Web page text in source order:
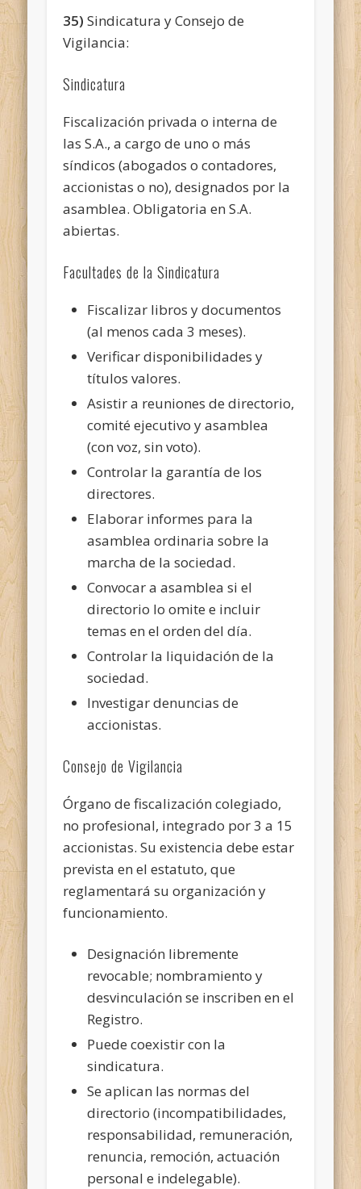
35) Sindicatura y Consejo de
Vigilancia:
Sindicatura
Fiscalización privada o interna de
las S.A., a cargo de uno o más
síndicos (abogados o contadores,
accionistas o no), designados por la
asamblea. Obligatoria en S.A.
abiertas.
Facultades de la Sindicatura
Fiscalizar libros y documentos
(al menos cada 3 meses).
Verificar disponibilidades y
títulos valores.
Asistir a reuniones de directorio,
comité ejecutivo y asamblea
(con voz, sin voto).
Controlar la garantía de los
directores.
Elaborar informes para la
asamblea ordinaria sobre la
marcha de la sociedad.
Convocar a asamblea si el
directorio lo omite e incluir
temas en el orden del día.
Controlar la liquidación de la
sociedad.
Investigar denuncias de
accionistas.
Consejo de Vigilancia
Órgano de fiscalización colegiado,
no profesional, integrado por 3 a 15
accionistas. Su existencia debe estar
prevista en el estatuto, que
reglamentará su organización y
funcionamiento.
Designación libremente
revocable; nombramiento y
desvinculación se inscriben en el
Registro.
Puede coexistir con la
sindicatura.
Se aplican las normas del
directorio (incompatibilidades,
responsabilidad, remuneración,
renuncia, remoción, actuación
personal e indelegable).